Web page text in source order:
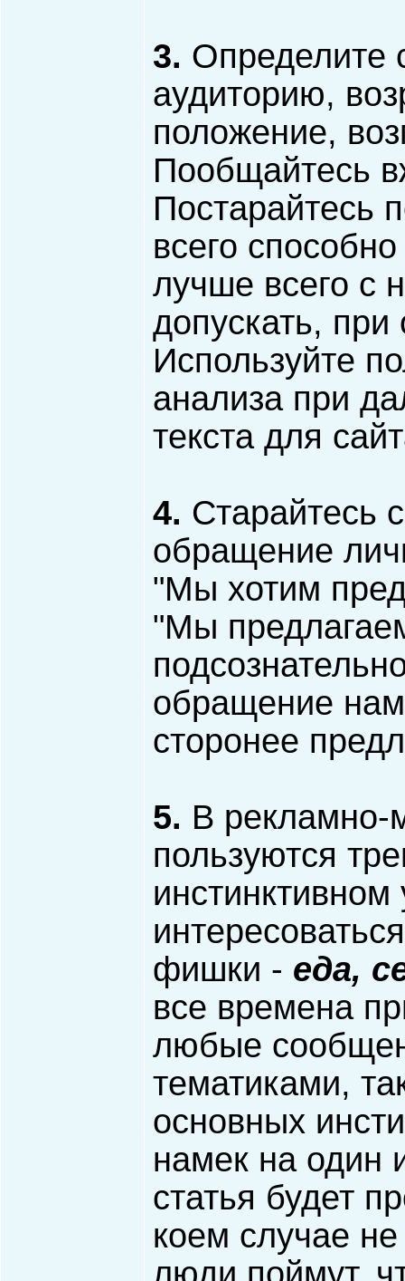
3. Определите
аудиторию,
положение,
Пообщайтесь
Постарайтесь
всего
лучше всего с
допускать,
Используйте
анализа при
текста для
4. Старайтесь
обращение
"Мы хотим
"Мы
обращение
сторонее
5. В рекламно-
пользуются
фишки - еда,
все времена
любые
тематиками,
основных
намек на один
статья будет
коем случае